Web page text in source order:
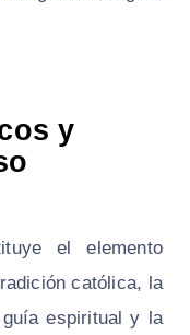
y
el elemento
católica, la
espiritual y la